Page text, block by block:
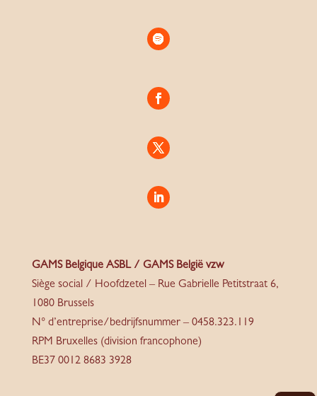
GAMS Belgique ASBL / GAMS België vzw
Siège social / Hoofdzetel – Rue Gabrielle Petitstraat 6,
1080 Brussels
N° d’entreprise/bedrijfsnummer – 0458.323.119
RPM Bruxelles (division francophone)
BE37 0012 8683 3928